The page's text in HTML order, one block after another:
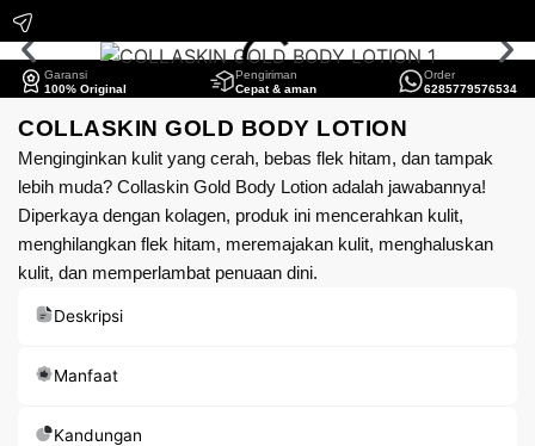
Garansi
100% Original
Pengiriman
Cepat & aman
Order
6285779576534
COLLASKIN GOLD BODY LOTION
Menginginkan kulit yang cerah, bebas flek hitam, dan tampak
lebih muda? Collaskin Gold Body Lotion adalah jawabannya!
Diperkaya dengan kolagen, produk ini mencerahkan kulit,
menghilangkan flek hitam, meremajakan kulit, menghaluskan
kulit, dan memperlambat penuaan dini.
Deskripsi
Manfaat
Kandungan